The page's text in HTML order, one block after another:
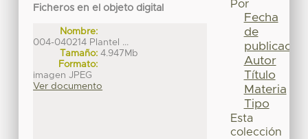
Ficheros en el objeto digital
Nombre:
004-040214 Plantel ...
Tamaño: 4.947Mb
Formato:
imagen JPEG
Ver documento
Por
Fecha
de
publicación
Autor
Título
Materia
Tipo
Esta
colección